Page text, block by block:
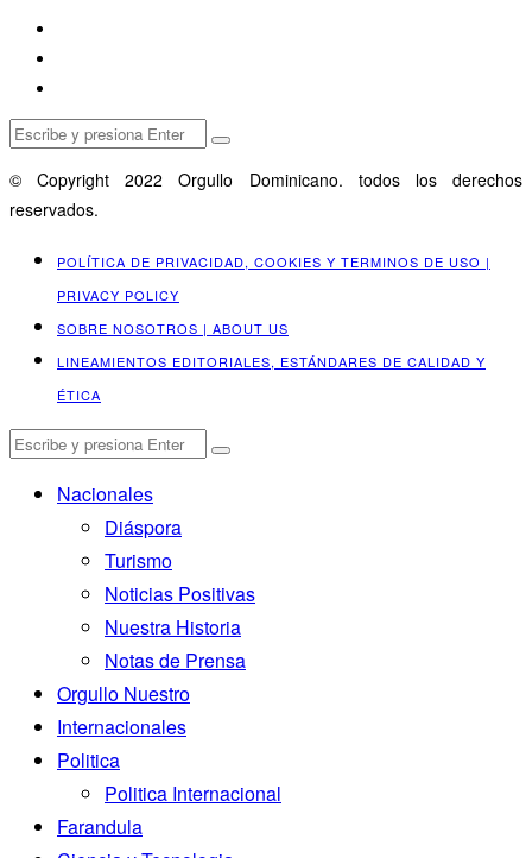
© Copyright 2022 Orgullo Dominicano. todos los derechos
reservados.
POLÍTICA DE PRIVACIDAD, COOKIES Y TERMINOS DE USO |
PRIVACY POLICY
SOBRE NOSOTROS | ABOUT US
LINEAMIENTOS EDITORIALES, ESTÁNDARES DE CALIDAD Y
ÉTICA
Nacionales
Diáspora
Turismo
Noticias Positivas
Nuestra Historia
Notas de Prensa
Orgullo Nuestro
Internacionales
Politica
Politica Internacional
Farandula